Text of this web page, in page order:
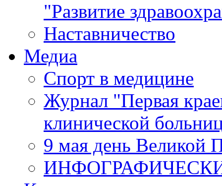
"Развитие
Наставничество
Медиа
Спорт в медицине
Журнал "Первая
клинической
9 мая день Великой